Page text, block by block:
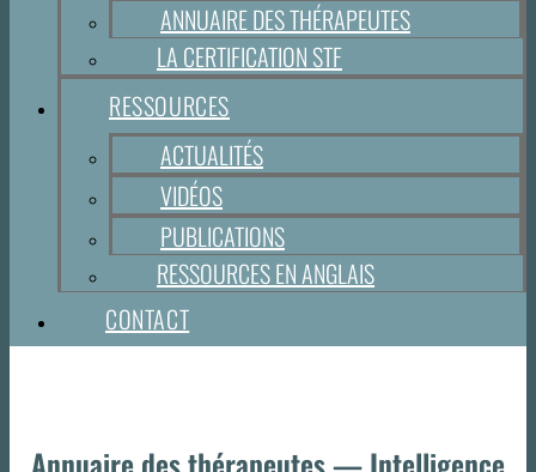
ANNUAIRE DES THÉRAPEUTES
LA CERTIFICATION STF
RESSOURCES
ACTUALITÉS
VIDÉOS
PUBLICATIONS
RESSOURCES EN ANGLAIS
CONTACT